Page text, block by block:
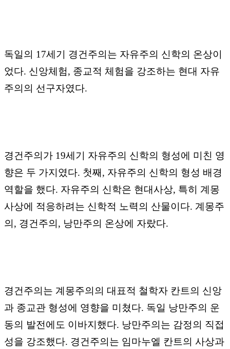
독일의 17세기 경건주의는 자유주의 신학의 온상이
었다. 신앙체험, 종교적 체험을 강조하는 현대 자유
주의의 선구자였다.
경건주의가 19세기 자유주의 신학의 형성에 미친 영
향은 두 가지였다. 첫째 , 자유주의 신학의 형성 배경
역할을 했다. 자유주의 신학은 현대사상, 특히 계몽
사상에 적응하려는 신학적 노력의 산물이다. 계몽주
의 , 경건주의 , 낭만주의 온상에 자랐다.
경건주의는 계몽주의의 대표적 철학자 칸트의 신앙
과 종교관 형성에 영향을 미쳤다. 독일 낭만주의 운
동의 발전에도 이바지했다. 낭만주의는 감정의 직접
성을 강조했다. 경건주의는 임마누엘 칸트의 사상과